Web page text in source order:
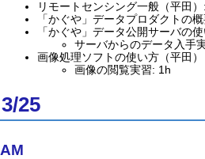
リモートセンシング一般（平田
「かぐや」データプロダクトの
「かぐや」データ公開サーバの使
サーバからのデータ入手
画像処理ソフトの使い方（平田）
画像の閲覧実習: 1h
3/25
AM